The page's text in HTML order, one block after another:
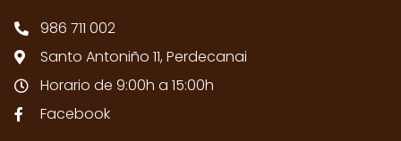
986 711 002
Santo Antoniño 11, Perdecanai
Horario de 9:00h a 15:00h
Facebook